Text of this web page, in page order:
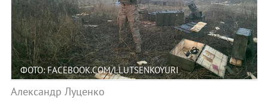
ФОТО: FACEBOOK.COM/LLUTSENKOYURI
Александр Луценко